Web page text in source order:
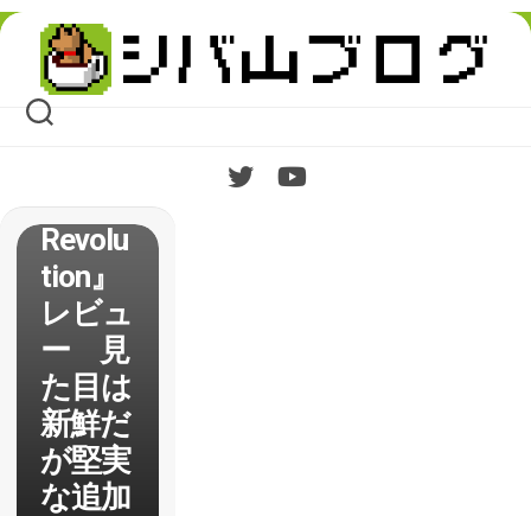
Skip
content【CoD
：
DLC『
Revolu
tion』
レビュ
ー 見
た目は
新鮮だ
が堅実
な追加